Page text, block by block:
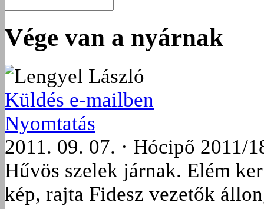
Vége van a nyárnak
Lengyel László
Küldés e-mailben
Nyomtatás
2011. 09. 07. · Hócipő 2011/
Hűvös szelek járnak. Elém
kép, rajta Fidesz vezetők